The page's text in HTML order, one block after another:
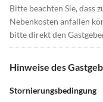
Bitte beachten Sie, dass
Nebenkosten anfallen
bitte direkt den
Hinweise des
Stornierungsbedingung